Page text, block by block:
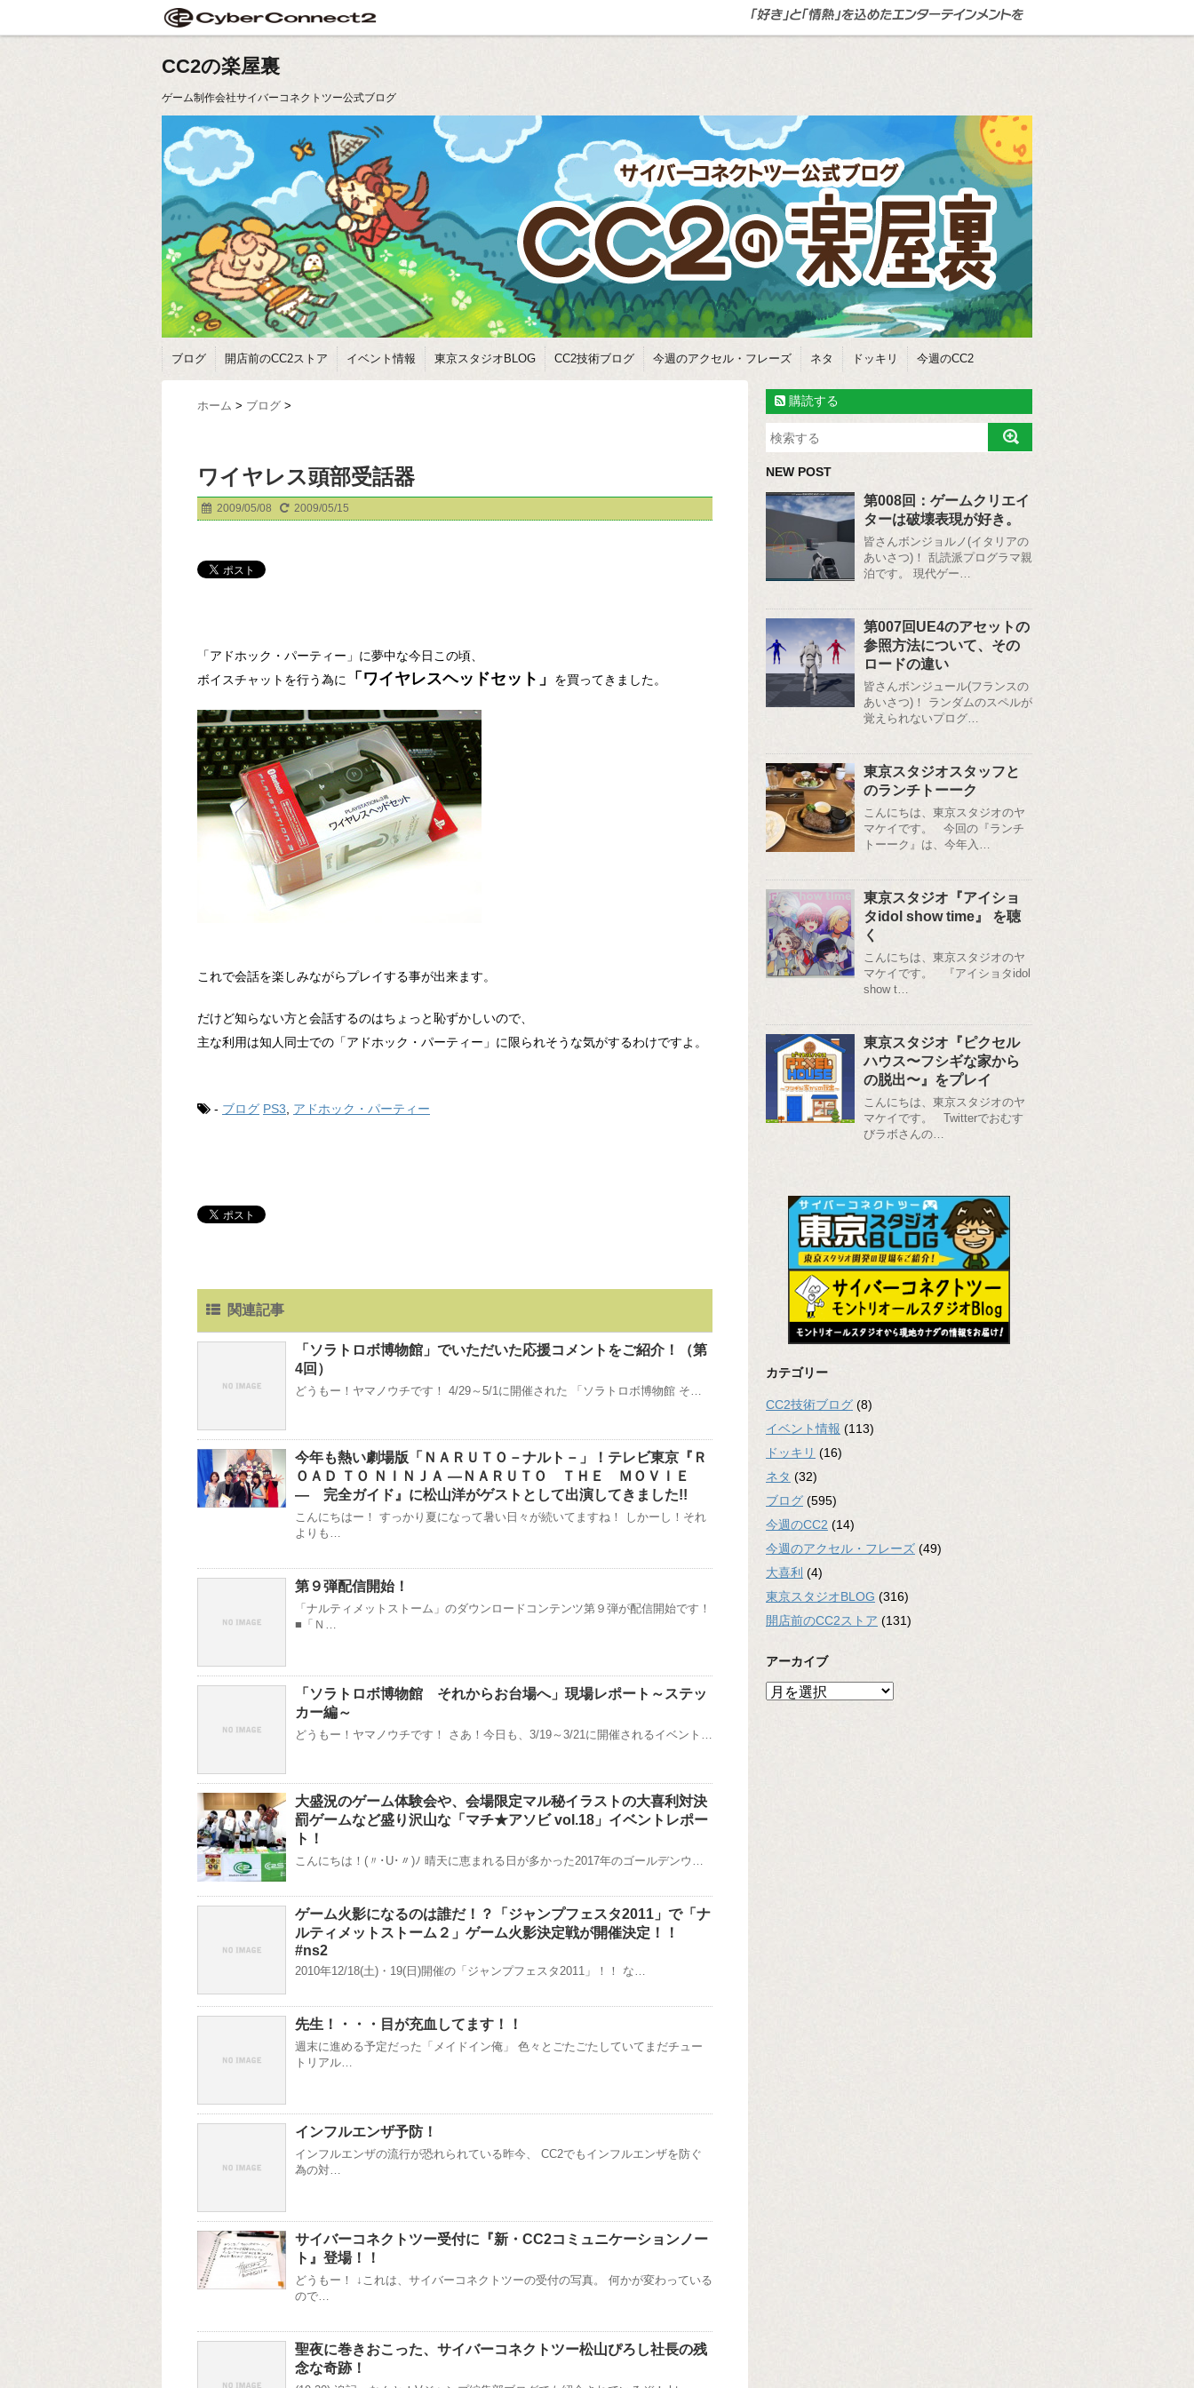
CC2の楽屋裏
ゲーム制作会社サイバーコネクトツー公式ブログ
ブログ 開店前のCC2ストア イベント情報 東京スタジオBLOG CC2技術ブログ 今週のアクセル・フレーズ ネタ ドッキリ 今週のCC2
ホーム > ブログ >
ワイヤレス頭部受話器
2009/05/08 2009/05/15
「アドホック・パーティー」に夢中な今日この頃、
ボイスチャットを行う為に
「ワイヤレスヘッドセット」 を買ってきました。
これで会話を楽しみながらプレイする事が出来ます。
だけど知らない方と会話するのはちょっと恥ずかしいので、
主な利用は知人同士での「アドホック・パーティー」に限られそうな気がするわけですよ。
- ブログ PS3 アドホック・パーティー
関連記事
「ソラトロボ博物館」でいただいた応援コメントをご紹介！（第
4回）
どうもー！ヤマノウチです！ 4/29～5/1に開催された 「ソラトロボ博物館 そ…
今年も熱い劇場版「ＮＡＲＵＴＯ－ナルト－」！テレビ東京『Ｒ
ＯＡＤ ＴＯ ＮＩＮＪＡ —ＮＡＲＵＴＯ ＴＨＥ ＭＯＶＩＥ
— 完全ガイド』に松山洋がゲストとして出演してきました!!
こんにちはー！ すっかり夏になって暑い日々が続いてますね！ しかーし！それ
よりも…
第９弾配信開始！
「ナルティメットストーム」のダウンロードコンテンツ第９弾が配信開始です！
■「Ｎ…
「ソラトロボ博物館 それからお台場へ」現場レポート～ステッ
カー編～
どうもー！ヤマノウチです！ さあ！今日も、3/19～3/21に開催されるイベント…
大盛況のゲーム体験会や、会場限定マル秘イラストの大喜利対決
罰ゲームなど盛り沢山な「マチ★アソビ vol.18」イベントレポー
ト！
こんにちは！(〃･U･〃)ﾉ 晴天に恵まれる日が多かった2017年のゴールデンウ…
ゲーム火影になるのは誰だ！？「ジャンプフェスタ2011」で「ナ
ルティメットストーム２」ゲーム火影決定戦が開催決定！！
#ns2
2010年12/18(土)・19(日)開催の「ジャンプフェスタ2011」！！ な…
先生！・・・目が充血してます！！
週末に進める予定だった「メイドイン俺」 色々とごたごたしていてまだチュー
トリアル…
インフルエンザ予防！
インフルエンザの流行が恐れられている昨今、 CC2でもインフルエンザを防ぐ
為の対…
サイバーコネクトツー受付に『新・CC2コミュニケーションノー
ト』登場！！
どうもー！ ↓これは、サイバーコネクトツーの受付の写真。 何かが変わっている
ので…
聖夜に巻きおこった、サイバーコネクトツー松山ぴろし社長の残
念な奇跡！
購読する
NEW POST
第008回：ゲームクリエイ
ターは破壊表現が好き。
皆さんボンジョルノ(イタリアの
あいさつ)！ 乱読派プログラマ親
泊です。 現代ゲー…
第007回UE4のアセットの
参照方法について、その
ロードの違い
皆さんボンジュール(フランスの
あいさつ)！ ランダムのスペルが
覚えられないプログ…
東京スタジオスタッフと
のランチトーーク
こんにちは、東京スタジオのヤ
マケイです。 今回の『ランチ
トーーク』は、今年入…
東京スタジオ『アイショ
タidol show time』 を聴
く
こんにちは、東京スタジオのヤ
マケイです。 『アイショタidol
show t…
東京スタジオ『ピクセル
ハウス〜フシギな家から
の脱出〜』をプレイ
こんにちは、東京スタジオのヤ
マケイです。 Twitterでおむす
びラボさんの…
カテゴリー
CC2技術ブログ (8)
イベント情報 (113)
ドッキリ (16)
ネタ (32)
ブログ (595)
今週のCC2 (14)
今週のアクセル・フレーズ (49)
大喜利 (4)
東京スタジオBLOG (316)
開店前のCC2ストア (131)
アーカイブ
ア